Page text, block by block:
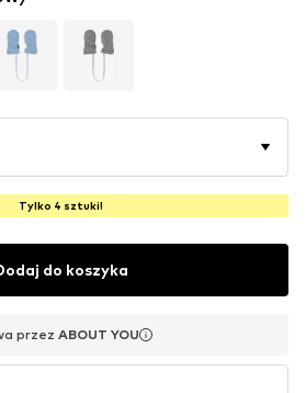
Tylko 4 sztuki!
do koszyka
przez ABOUT YOU
przez ABOUT YOU